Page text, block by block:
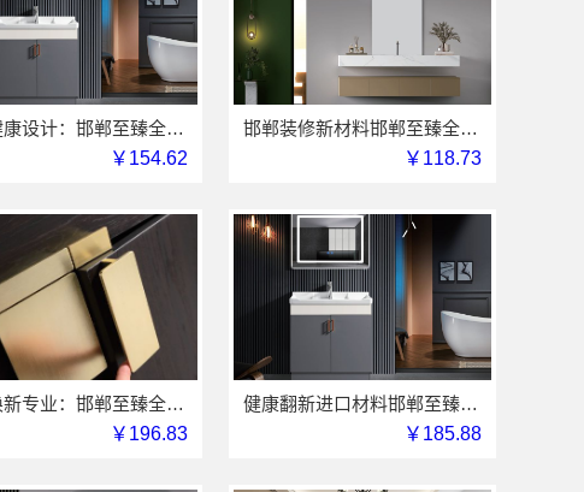
邯山健康设计：邯郸至臻全宅新材料有限公司引领绿色人居
￥154.62
邯郸装修新材料邯郸至臻全宅新材料有限公司
￥118.73
永年焕新专业：邯郸至臻全宅新材料有限公司工业级品质
￥196.83
健康翻新进口材料邯郸至臻全宅新材料有限公司整合
￥185.88